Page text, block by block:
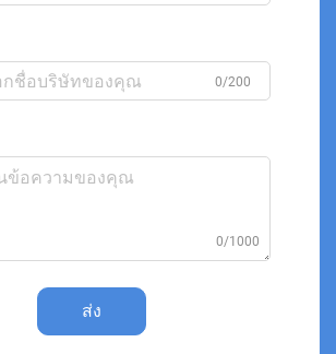
0/200
0/1000
ส่ง